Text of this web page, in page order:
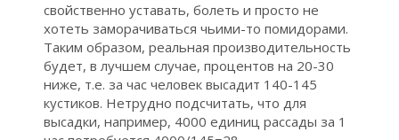
свойственно уставать, болеть и просто не
хотеть заморачиваться чьими-то помидорами.
Таким образом, реальная производительность
будет, в лучшем случае, процентов на 20-30
ниже, т.е. за час человек высадит 140-145
кустиков. Нетрудно подсчитать, что для
высадки, например, 4000 единиц рассады за 1